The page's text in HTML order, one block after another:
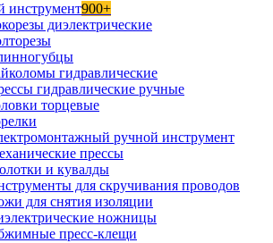
инструмент900+
диэлектрические
гидравлические
гидравлические ручные
торцевые
ручной инструмент
прессы
и кувалды
для скручивания проводов
для снятия изоляции
ножницы
пресс-клещи